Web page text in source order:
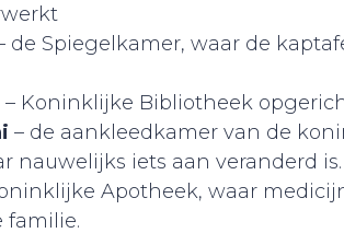
de Spiegelkamer, waar de
– Koninklijke Bibliotheek
– de aankleedkamer van de
nauwelijks iets aan veranderd is.
Apotheek, waar
familie.